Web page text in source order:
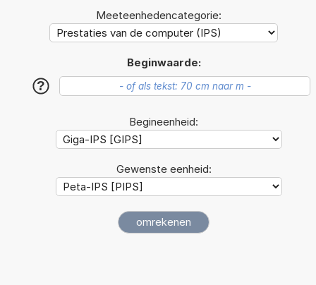
Meeteenhedencategorie:
Beginwaarde:
?
Begineenheid:
Gewenste eenheid: